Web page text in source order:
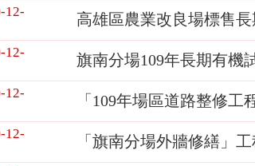
12-
高雄區農業改良場標售
12-
旗南分場109年長期有機
12-
「109年場區道路整修工
12-
「旗南分場外牆修繕」